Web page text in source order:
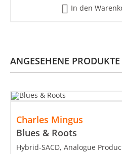
In den
ANGESEHENE PRODUKTE
Charles Mingus
Blues & Roots
Hybrid-SACD, Analogue